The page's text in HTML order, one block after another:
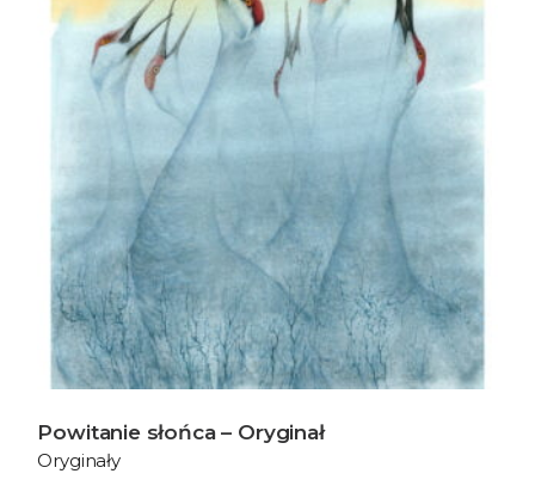
Powitanie słońca – Oryginał
Oryginały